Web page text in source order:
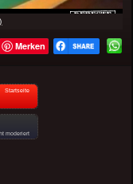
Merken
Startseite
moderiert